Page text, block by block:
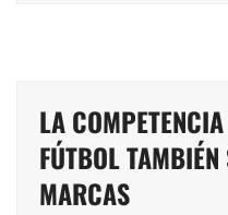
LA
FÚTBOL TAMBIÉN
MARCAS